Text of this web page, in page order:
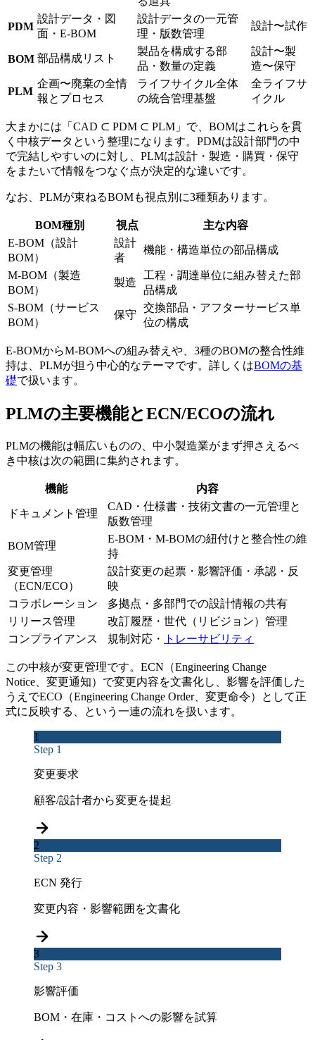
PDM
設計データ・図
面・E-BOM
設計データの一元管
理・版数管理
設計〜試作
BOM 部品構成リスト
製品を構成する部
品・数量の定義
設計〜製
造〜保守
PLM
企画〜廃棄の全情
報とプロセス
ライフサイクル全体
の統合管理基盤
全ライフサ
イクル
大まかには「CAD ⊂ PDM ⊂ PLM」で、BOMはこれらを貫
く中核データという整理になります。PDMは設計部門の中
で完結しやすいのに対し、PLMは設計・製造・購買・保守
をまたいで情報をつなぐ点が決定的な違いです。
なお、PLMが束ねるBOMも視点別に3種類あります。
BOM種別 視点
主な内容
E-BOM（設計
BOM）
設計
者
機能・構造単位の部品構成
M-BOM（製造
BOM）
製造
工程・調達単位に組み替えた部
品構成
S-BOM（サービス
BOM）
保守
交換部品・アフターサービス単
位の構成
E-BOMからM-BOMへの組み替えや、3種のBOMの整合性維
持は、PLMが担う中心的なテーマです。詳しくはBOMの基
礎で扱います。
PLMの主要機能とECN/ECOの流れ
PLMの機能は幅広いものの、中小製造業がまず押さえるべ
き中核は次の範囲に集約されます。
機能 内容
ドキュメント管理
CAD・仕様書・技術文書の一元管理と
版数管理
BOM管理
E-BOM・M-BOMの紐付けと整合性の維
持
変更管理
（ECN/ECO）
設計変更の起票・影響評価・承認・反
映
コラボレーション
多拠点・多部門での設計情報の共有
リリース管理
改訂履歴・世代（リビジョン）管理
コンプライアンス
規制対応・ トレーサビリティ
この中核が変更管理です。ECN（Engineering Change
Notice、変更通知）で変更内容を文書化し、影響を評価した
うえでECO（Engineering Change Order、変更命令）として正
式に反映する、という一連の流れを扱います。
1
Step 1
変更要求
顧客/設計者から変更を提起
2
Step 2
ECN 発行
変更内容・影響範囲を文書化
3
Step 3
影響評価
BOM・在庫・コストへの影響を試算